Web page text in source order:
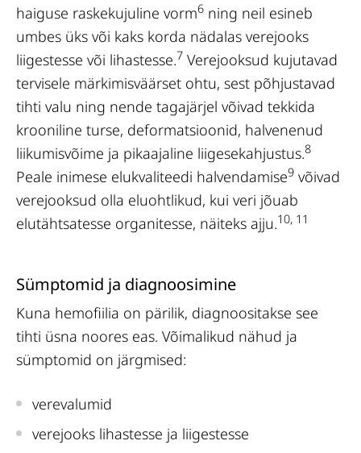
haiguse raskekujuline vorm6 ning neil esineb
umbes üks või kaks korda nädalas verejooks
liigestesse või lihastesse.7 Verejooksud kujutavad
tervisele märkimisväärset ohtu, sest põhjustavad
tihti valu ning nende tagajärjel võivad tekkida
krooniline turse, deformatsioonid, halvenenud
liikumisvõime ja pikaajaline liigesekahjustus.8
Peale inimese elukvaliteedi halvendamise9 võivad
verejooksud olla eluohtlikud, kui veri jõuab
elutähtsatesse organitesse, näiteks ajju.10, 11
Sümptomid ja diagnoosimine
Kuna hemofiilia on pärilik, diagnoositakse see
tihti üsna noores eas. Võimalikud nähud ja
sümptomid on järgmised:
verevalumid
verejooks lihastesse ja liigestesse